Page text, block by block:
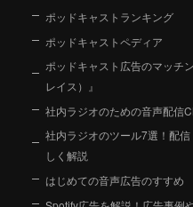
ポッドキャストランキング
ポッドキャストペディア
ポッドキャスト広告のマッチ
レイス）』
社内ラジオのための音声配信
社内ラジオのツール7選！配
しく解説
はじめての音声広告のすすめ